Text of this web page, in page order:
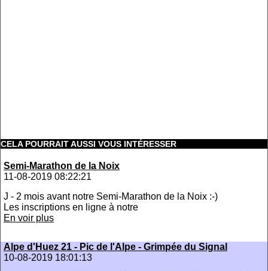
CELA POURRAIT AUSSI VOUS INTÉRESSER
Semi-Marathon de la Noix
11-08-2019 08:22:21
J - 2 mois avant notre Semi-Marathon de la Noix :-)
Les inscriptions en ligne à notre
En voir plus
Alpe d'Huez 21 - Pic de l'Alpe - Grimpée du Signal
10-08-2019 18:01:13